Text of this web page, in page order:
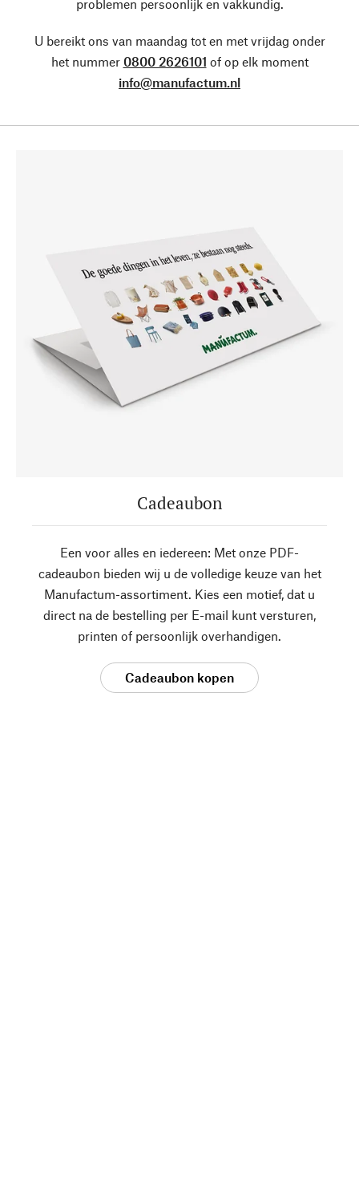
problemen persoonlijk en vakkundig.
U bereikt ons van maandag tot en met vrijdag onder
het nummer 0800 2626101 of op elk moment
info@manufactum.nl
Cadeaubon
Een voor alles en iedereen: Met onze PDF-
cadeaubon bieden wij u de volledige keuze van het
Manufactum-assortiment. Kies een motief, dat u
direct na de bestelling per E-mail kunt versturen,
printen of persoonlijk overhandigen.
Cadeaubon kopen